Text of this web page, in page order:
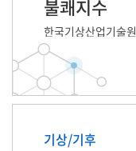
불쾌지수
한국기상산업기술원
기상/기후